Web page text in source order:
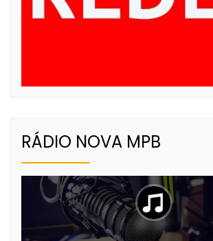
RÁDIO NOVA MPB